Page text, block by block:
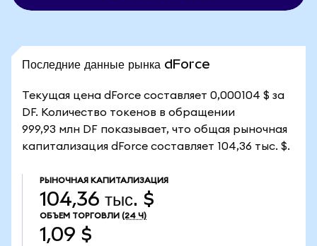
Последние данные рынка dForce
Текущая цена dForce составляет 0,000104 $ за
DF. Количество токенов в обращении
999,93 млн DF показывает, что общая рыночная
капитализация dForce составляет 104,36 тыс. $.
РЫНОЧНАЯ КАПИТАЛИЗАЦИЯ
104,36 тыс. $
ОБЪЕМ ТОРГОВЛИ (24 Ч)
1,09 $